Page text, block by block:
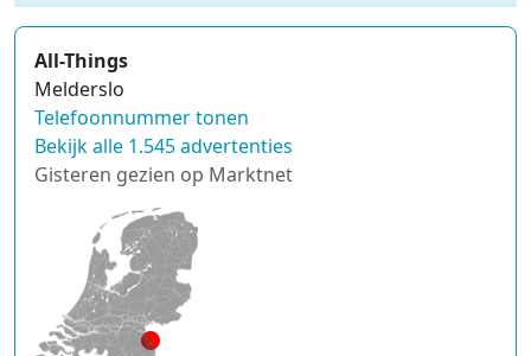
All-Things
Melderslo
Telefoonnummer tonen
Bekijk alle 1.545 advertenties
Gisteren gezien op Marktnet